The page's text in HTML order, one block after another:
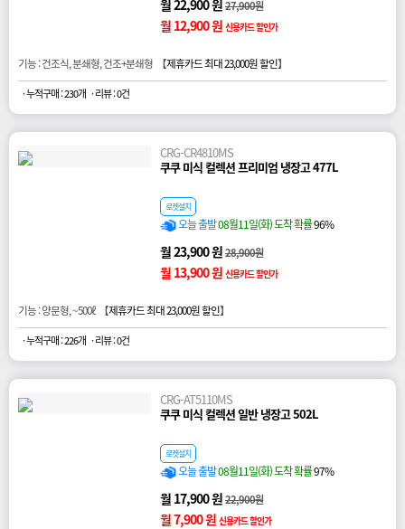
월 22,900 원 27,900원
월 12,900 원 신용카드 할인가
기능 : 건조식, 분쇄형, 건조+분쇄형 【제휴카드 최대 23,000원 할인】
· 누적구매 : 230개 · 리뷰 : 0건
CRG-CR4810MS
쿠쿠 미식 컬렉션 프리미엄 냉장고 477L
로켓설치
오늘 출발08월11일(화) 도착 확률96%
월 23,900 원28,900원
월 13,900 원 신용카드 할인가
기능 : 양문형, ~500ℓ 【제휴카드 최대 23,000원 할인】
· 누적구매 : 226개 · 리뷰 : 0건
CRG-AT5110MS
쿠쿠 미식 컬렉션 일반 냉장고 502L
로켓설치
오늘 출발08월11일(화) 도착 확률97%
월 17,900 원22,900원
월 7,900 원 신용카드 할인가